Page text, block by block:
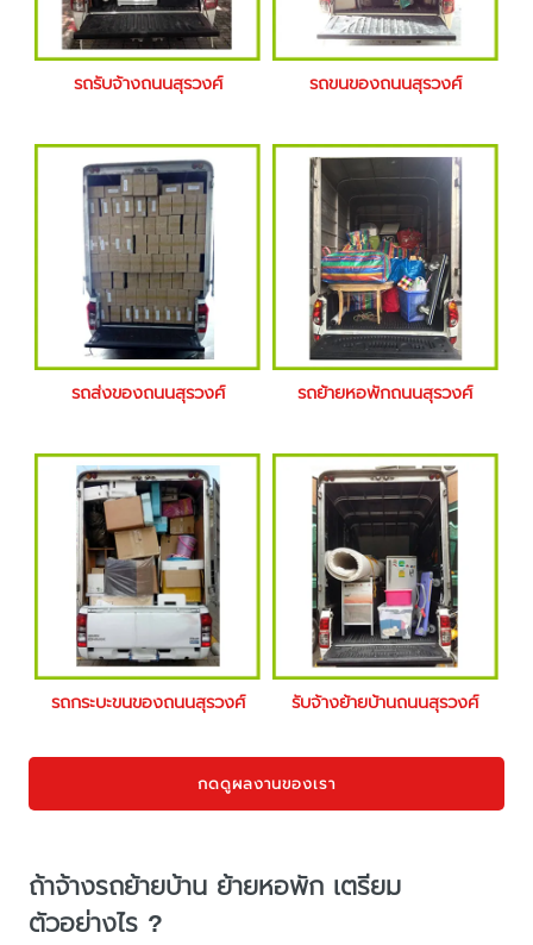
รถรับจ้างถนนสุรวงศ์ รถขนของถนนสุรวงศ์
รถส่งของถนนสุรวงศ์ รถย้ายหอพักถนนสุรวงศ์
รถกระบะขนของถนนสุรวงศ์ รับจ้างย้ายบ้านถนนสุรวงศ์
กดดูผลงานของเรา
ถ้าจ้างรถย้ายบ้าน ย้ายหอพัก เตรียม
ตัวอย่างไร ?